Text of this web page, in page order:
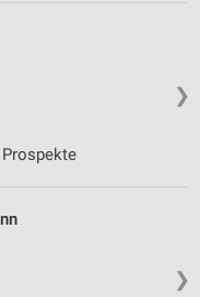
❯
Prospekte
❯